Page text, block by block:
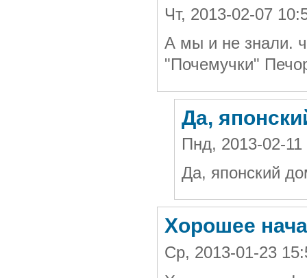
Чт, 2013-02-07
А мы и не знали.
"Почемучки"
Да,
Пнд, 2013-02-
Да, японский
Хорошее
Ср, 2013-01-23